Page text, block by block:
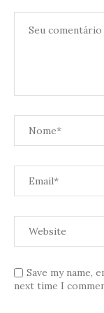
Save my name,
next time I